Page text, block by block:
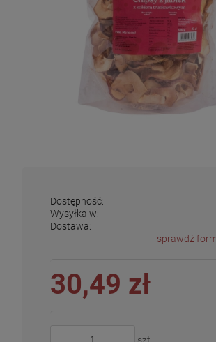
Dostępność:
Wysyłka w:
Dostawa:
sprawdź
30,49 zł